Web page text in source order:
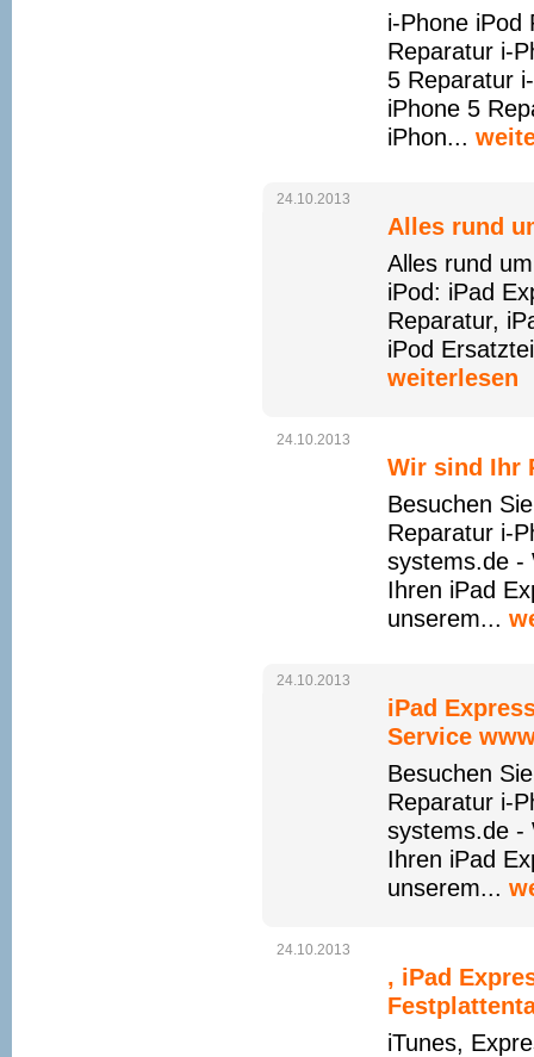
i-Phone iPod
Reparatur i-
5 Reparatur
iPhone 5
iPhon...
24.10.2013
Alles rund
Alles rund
iPod: iPad
Reparatur,
iPod
weiterlesen
24.10.2013
Wir sind Ihr
Besuchen
Reparatur i-
systems.de -
Ihren iPad
unserem...
24.10.2013
iPad
Service
Besuchen
Reparatur i-
systems.de -
Ihren iPad
unserem...
24.10.2013
, iPad
iTunes,